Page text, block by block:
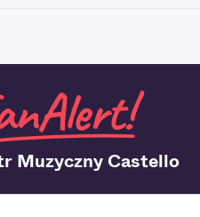
Muzyczny Castello